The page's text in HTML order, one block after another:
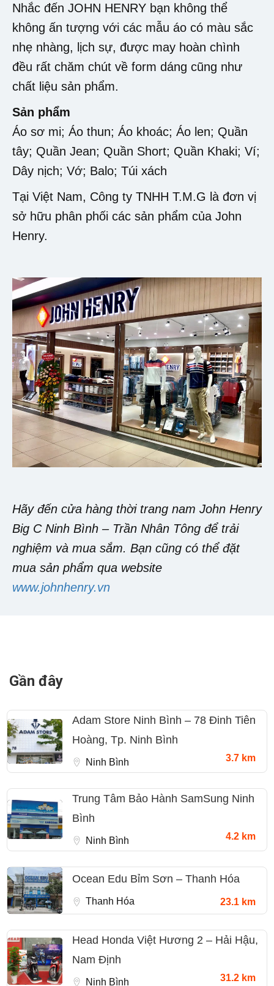
Nhắc đến JOHN HENRY bạn không thể
không ấn tượng với các mẫu áo có màu sắc
nhẹ nhàng, lịch sự, được may hoàn chình
đều rất chăm chút về form dáng cũng như
chất liệu sản phẩm.
Sản phẩm
Áo sơ mi; Áo thun; Áo khoác; Áo len; Quần
tây; Quần Jean; Quần Short; Quần Khaki; Ví;
Dây nịch; Vớ; Balo; Túi xách
Tại Việt Nam, Công ty TNHH T.M.G là đơn vị
sở hữu phân phối các sản phẩm của John
Henry.
Hãy đến cửa hàng thời trang nam John Henry
Big C Ninh Bình – Trần Nhân Tông để trải
nghiệm và mua sắm. Bạn cũng có thể đặt
mua sản phẩm qua website
www.johnhenry.vn
Gần đây
Adam Store Ninh Bình – 78 Đinh Tiên
Hoàng, Tp. Ninh Bình
Ninh Bình 3.7 km
Trung Tâm Bảo Hành SamSung Ninh
Bình
Ninh Bình 4.2 km
Ocean Edu Bỉm Sơn – Thanh Hóa
Thanh Hóa 23.1 km
Head Honda Việt Hương 2 – Hải Hậu,
Nam Định
Ninh Bình 31.2 km